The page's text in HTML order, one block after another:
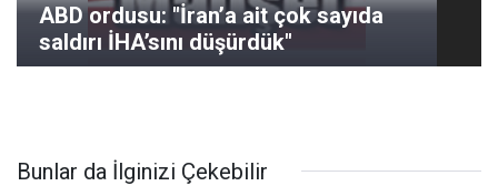
ABD ordusu: "İran’a ait çok sayıda
saldırı İHA’sını düşürdük"
Bunlar da İlginizi Çekebilir